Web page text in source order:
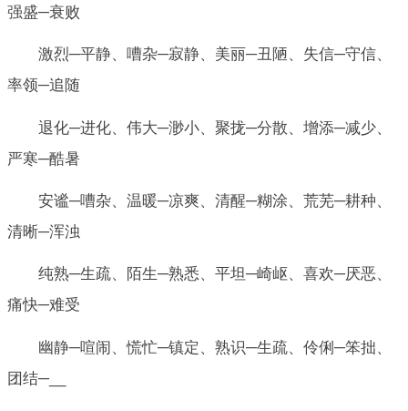
强盛─衰败
激烈─平静、嘈杂─寂静、美丽─丑陋、失信─守信、
率领─追随
退化─进化、伟大─渺小、聚拢─分散、增添─减少、
严寒─酷暑
安谧─嘈杂、温暖─凉爽、清醒─糊涂、荒芜─耕种、
清晰─浑浊
纯熟─生疏、陌生─熟悉、平坦─崎岖、喜欢─厌恶、
痛快─难受
幽静─喧闹、慌忙─镇定、熟识─生疏、伶俐─笨拙、
团结─__